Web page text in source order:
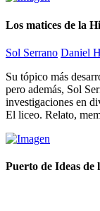
Los matices de la
Sol Serrano Daniel
Su tópico más
pero además, Sol
investigaciones en
El liceo. Relato,
Puerto de Ideas de